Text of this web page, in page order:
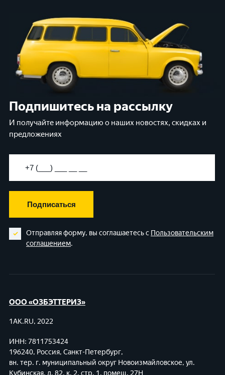
Подпишитесь на рассылку
И получайте информацию о наших новостях, скидках и
предложениях
Подписаться
Отправляя форму, вы соглашаетесь с Пользовательским
соглашением.
ООО «ОЗБЭТТЕРИЗ»
1AK.RU, 2022
ИНН: 7811753424
196240, Россия, Санкт-Петербург,
вн. тер. г. муниципальный округ Новоизмайловское, ул.
Кубинская, д. 82, к. 2, стр. 1, помещ. 27Н